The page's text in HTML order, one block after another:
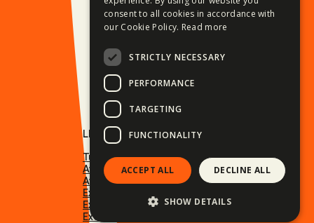
LINKURI UTILE
Tururi moto
Aventuri pe patru roți
Aventuri în aer liber
Excursii de schi și snowboard
Excursii de surf
Excursii de familie
consent to all cookies in accordance with
our Cookie Policy. Read more
STRICTLY NECESSARY
PERFORMANCE
TARGETING
FUNCTIONALITY
ACCEPT ALL DECLINE ALL
SHOW DETAILS